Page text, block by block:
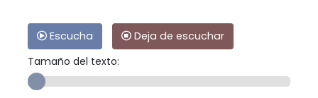
Escucha
Deja de escuchar
Tamaño del texto: